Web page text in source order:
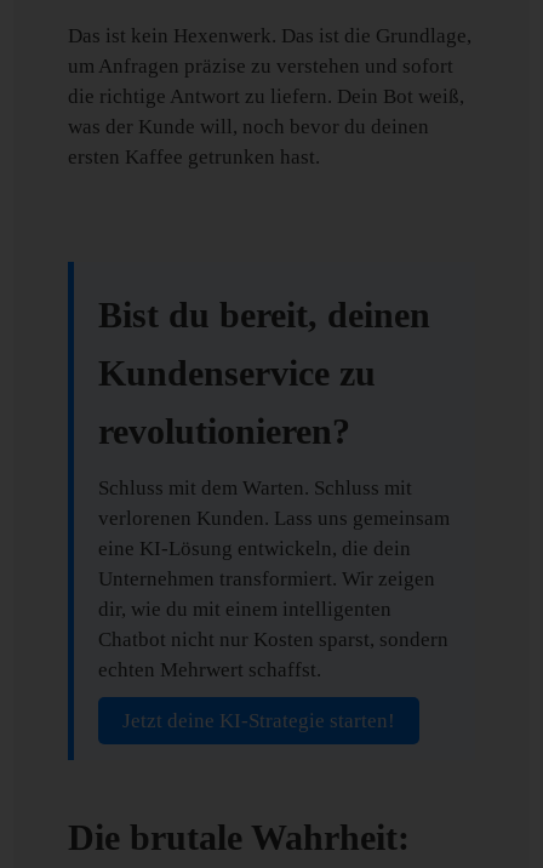
Das ist kein Hexenwerk. Das ist die Grundlage,
um Anfragen präzise zu verstehen und sofort
die richtige Antwort zu liefern. Dein Bot weiß,
was der Kunde will, noch bevor du deinen
ersten Kaffee getrunken hast.
Bist du bereit, deinen
Kundenservice zu
revolutionieren?
Schluss mit dem Warten. Schluss mit
verlorenen Kunden. Lass uns gemeinsam
eine KI-Lösung entwickeln, die dein
Unternehmen transformiert. Wir zeigen
dir, wie du mit einem intelligenten
Chatbot nicht nur Kosten sparst, sondern
echten Mehrwert schaffst.
Jetzt deine KI-Strategie starten!
Die brutale Wahrheit: